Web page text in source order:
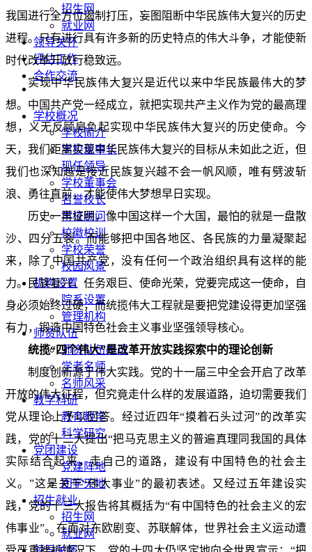
招生网
就业网
领导关怀
评估工作
合作交流
学校概况
学校简介
学校董事长
现任领导
学校董事会
名誉校长
学校顾问
校徽校训
学校荣誉
校园风景
机构设置
院系设置
管理机构
师资队伍
师资队伍概况
学者名师
名师风采
教学科研
教育教学
科学研究
党团建设
党建阵地
团学天地
招生就业
招生网
就业网
我国进行全方位遏制打压，妄图阻断中华民族伟大复兴的历史
进程。只有进行具有许多新的历史特点的伟大斗争，才能使新
时代改革开放行稳致远。
实现中华民族伟大复兴是近代以来中华民族最伟大的梦
想。中国共产党一经成立，就把实现共产主义作为党的最高理
想，义无反顾肩负起实现中华民族伟大复兴的历史使命。今
天，我们距离实现中华民族伟大复兴的目标从未如此之近，但
我们也深知越是接近民族复兴越不会一帆风顺，唯有劈波斩
浪、勇往直前，才能使伟大梦想早日实现。
历史一再证明，像中国这样一个大国，最怕的就是一盘散
沙、四分五裂。而能够把中国各地区、各民族的力量凝聚起
来，除了中国共产党，没有任何一个政治组织具有这样的能
力。民族复兴，任务艰巨、使命光荣，党要完成这一使命，自
身必须始终过硬，而统揽伟大工程就是要把党建设得更加坚强
有力，锻造中国特色社会主义事业坚强领导核心。
统揽“四个伟大”是改革开放实践探索中的理论创新
制度创新源于伟大实践。党的十一届三中全会开启了改革
开放的伟大征程，但究竟走什么样的发展道路，迫切需要我们
党从理论上予以回答。经过近四年“摸着石头过河”的改革实
践，党的十二大提出“把马克思主义的普遍真理同我国的具体
实际结合起来，走自己的道路，建设有中国特色的社会主
义。”这是关于“伟大事业”的最初表述。又经过五年建设实
践，党的十三大报告将其概括为“有中国特色的社会主义的宏
伟事业”。在面对东欧剧变、苏联解体，世界社会主义运动遭